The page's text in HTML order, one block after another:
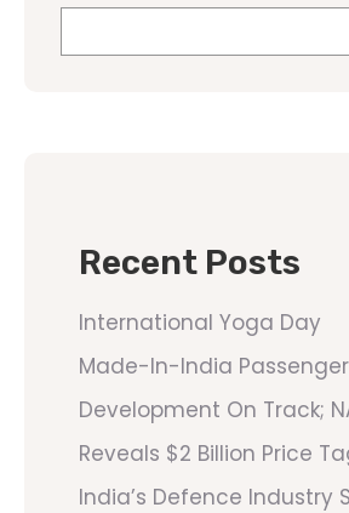
Recent Posts
International Yoga Day
Made-In-India
Development On Track;
Reveals $2 Billion Price
India’s Defence Industry